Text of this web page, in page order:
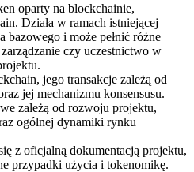
oparty na blockchainie,
Działa w ramach istniejącej
bazowego i może pełnić różne
czy uczestnictwo w
jego transakcje zależą od
jej mechanizmu konsensusu.
zależą od rozwoju projektu,
ogólnej dynamiki rynku
z oficjalną dokumentacją projektu,
przypadki użycia i tokenomikę.